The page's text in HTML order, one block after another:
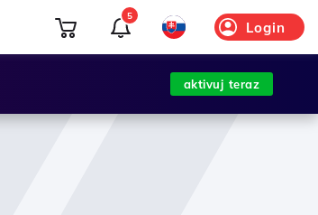
Login
5
aktivuj teraz